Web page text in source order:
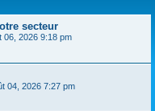
r
secteur
06, 2026 9:18 pm
04, 2026 7:27 pm